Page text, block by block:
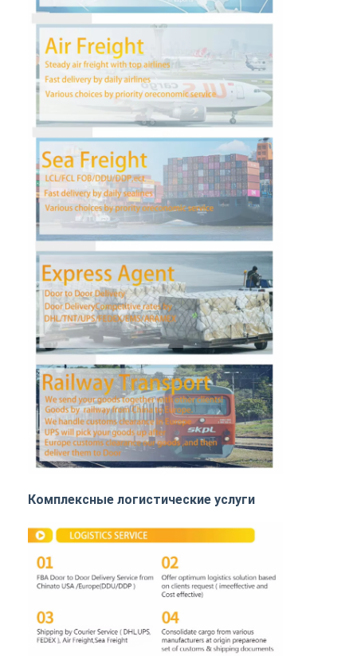
контактные данные
Побеседуйте теперь
Перевозимый самолетами груз передний
Морские перевозки
ДДП доставка из Китая
срочная доставка
ЖЕЛЕЗНОДОРОЖНЫЕ ПЕРЕВОЗКИ
Отправить на Amazon
Грузовые перевозки
Служба хранения
Комплексные логистические услуги